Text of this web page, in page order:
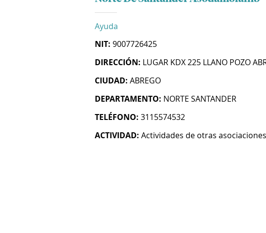
Ayuda
NIT: 9007726425
DIRECCIÓN: LUGAR KDX 225 LLANO POZO
CIUDAD: ABREGO
DEPARTAMENTO: NORTE SANTANDER
TELÉFONO: 3115574532
ACTIVIDAD: Actividades de otras